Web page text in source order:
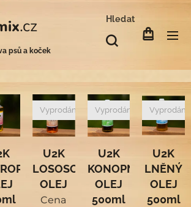
.cz
psů a koček
Hledat
U2K
LOSOSOVÝ
OLEJ
Vyprodáno
Cena
U2K
KONOPNÝ
OLEJ
500ml
Vyprodáno
U2K
LNĚNÝ
OLEJ
500ml
Vyprodáno